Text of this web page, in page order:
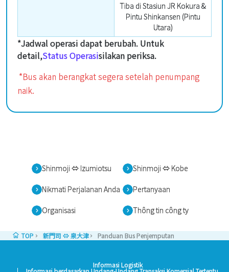
Tiba di Stasiun JR Kokura &
Pintu Shinkansen (Pintu
Utara)
*Jadwal operasi dapat berubah. Untuk
detail,Status Operasisilakan periksa.
*Bus akan berangkat segera setelah penumpang
naik.
Shinmoji ⇔ Izumiotsu Shinmoji ⇔ Kobe
Nikmati Perjalanan Anda Pertanyaan
Organisasi Thông tin công ty
TOP 新門司 ⇔ 泉大津 Panduan Bus Penjemputan
Informasi Logistik